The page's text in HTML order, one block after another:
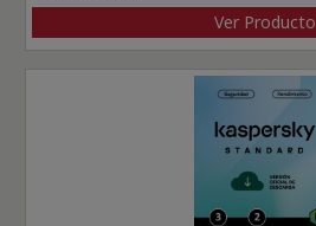
Ver Producto